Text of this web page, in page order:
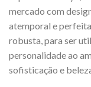
mercado com
atemporal e
robusta, para ser
personalidade ao
sofisticação e